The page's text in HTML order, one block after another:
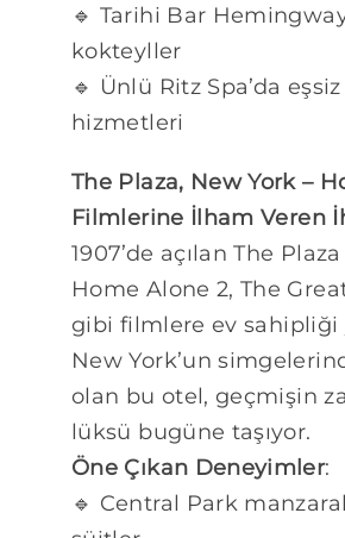
🔹 Tarihi Bar
kokteyller
🔹 Ünlü Ritz Spa’da
hizmetleri
The Plaza, New York –
Filmlerine İlham Veren
1907’de açılan The
Home Alone 2, The
gibi filmlere ev sahipliği
New York’un
olan bu otel, geçmişin
lüksü bugüne taşıyor.
Öne Çıkan Deneyimler:
🔹 Central Park